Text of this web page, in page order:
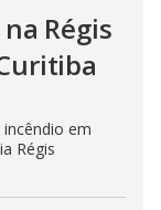
Régis
em
Régis